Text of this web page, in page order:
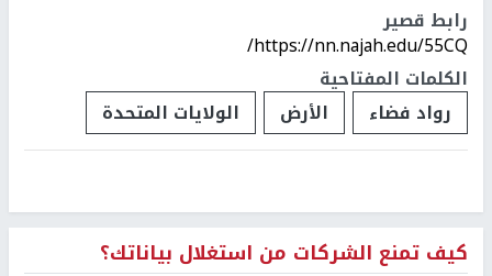
رابط قصير
https://nn.najah.edu/55CQ/
الكلمات المفتاحية
رواد فضاء
الأرض الولايات المتحدة
كيف تمنع الشركات من استغلال بياناتك؟